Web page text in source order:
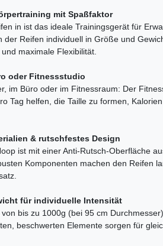
mit Spaßfaktor
in ist das ideale Trainingsgerät für
der Reifen individuell in Größe und
maximale Flexibilität.
oder Fitnessstudio
im Büro oder im Fitnessraum: Der
Tag helfen, die Taille zu formen,
& rutschfestes Design
ist mit einer Anti-Rutsch-Oberfläche
Komponenten machen den Reifen
für individuelle Intensität
bis zu 1000g (bei 95 cm
beschwerten Elemente sorgen für